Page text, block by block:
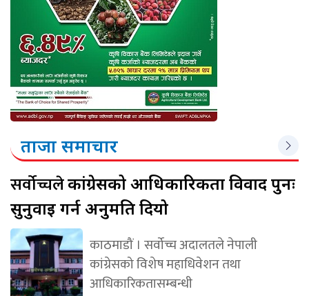
ताजा समाचार
सर्वोच्चलेकांग्रेसको आधिकारिकता विवाद पुनः
सुनुवाइ गर्न अनुमति दियो
काठमाडौं । सर्वोच्च अदालतले नेपाली
कांग्रेसको विशेष महाधिवेशन तथा
आधिकारिकतासम्बन्धी